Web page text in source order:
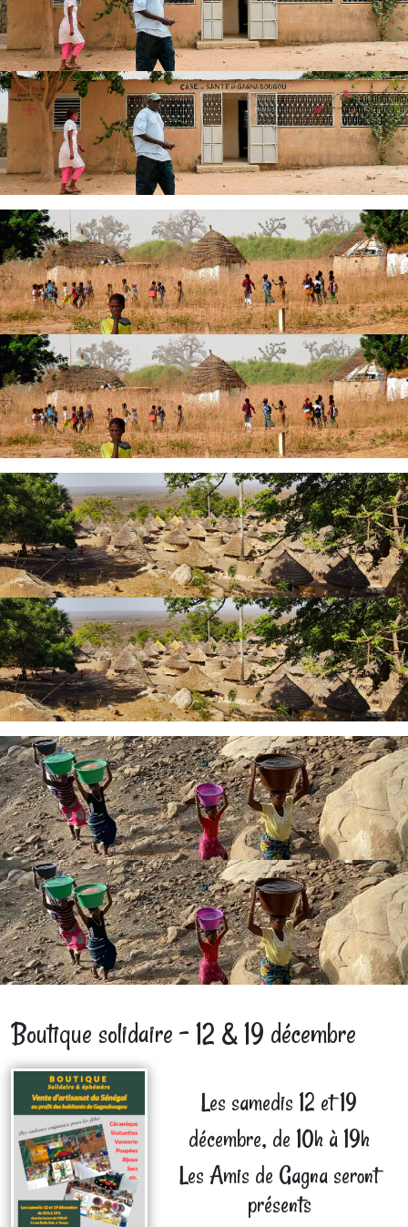
Boutique solidaire - 12 & 19 décembre
Les samedis 12 et 19
décembre, de 10h à 19h
Les Amis de Gagna seront
présents